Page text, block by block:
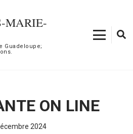
MARIE-
Guadeloupe;
ON LINE
2024